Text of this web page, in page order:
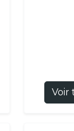
Voir